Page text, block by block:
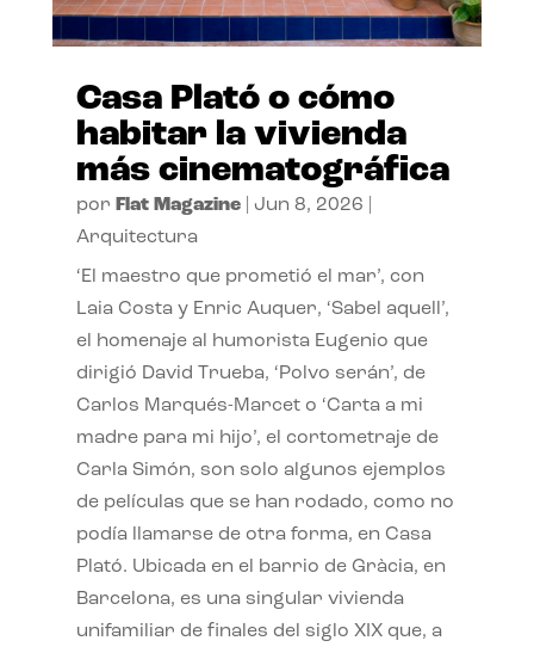
Casa Plató o cómo
habitar la vivienda
más cinematográfica
por Flat Magazine| Jun 8, 2026
Arquitectura
‘El maestro que prometió el mar’, con
Laia Costa y Enric Auquer, ‘Sabel aquell’,
el homenaje al humorista Eugenio que
dirigió David Trueba, ‘Polvo serán’, de
Carlos Marqués-Marcet o ‘Carta a mi
madre para mi hijo’, el cortometraje de
Carla Simón, son solo algunos ejemplos
de películas que se han rodado, como no
podía llamarse de otra forma, en Casa
Plató. Ubicada en el barrio de Gràcia, en
Barcelona, es una singular vivienda
unifamiliar de finales del siglo XIX que, a